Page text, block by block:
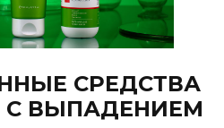
СРЕДСТВА
ВЫПАДЕНИЕМ